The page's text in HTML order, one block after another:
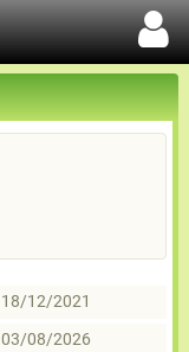
18/12/2021
03/08/2026